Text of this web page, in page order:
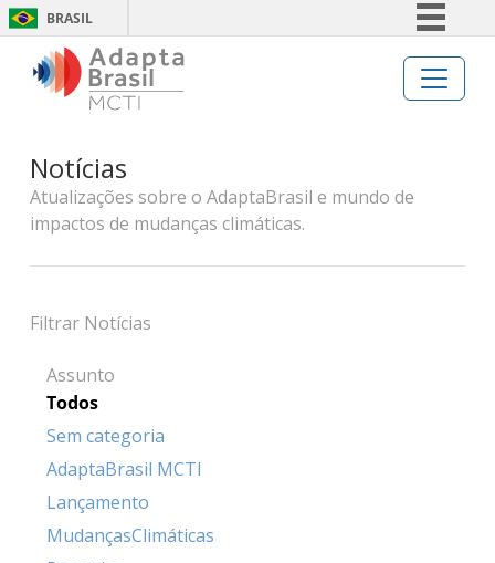
BRASIL
Legislação
Notícias
Atualizações sobre o AdaptaBrasil e mundo de
impactos de mudanças climáticas.
Filtrar Notícias
Assunto
Todos
Sem categoria
AdaptaBrasil MCTI
Lançamento
MudançasClimáticas